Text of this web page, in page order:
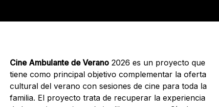
Cine Ambulante de Verano 2026 es un proyecto que
tiene como principal objetivo complementar la oferta
cultural del verano con sesiones de cine para toda la
familia. El proyecto trata de recuperar la experiencia